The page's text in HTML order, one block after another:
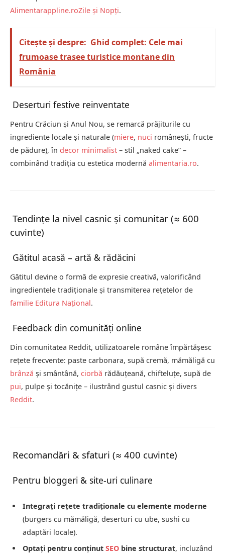
Alimentarappline.roZile și Nopți.
Citește și despre: Ghid complet: Cele mai
frumoase trasee turistice montane din
România
Deserturi festive reinventate
Pentru Crăciun și Anul Nou, se remarcă prăjiturile cu
ingrediente locale și naturale (miere, nuci românești, fructe
de pădure), în decor minimalist – stil „naked cake” –
combinând tradiția cu estetica modernă alimentaria.ro.
Tendințe la nivel casnic și comunitar (≈ 600
cuvinte)
Gătitul acasă – artă & rădăcini
Gătitul devine o formă de expresie creativă, valorificând
ingredientele tradiționale și transmiterea rețetelor de
familie Editura Național.
Feedback din comunități online
Din comunitatea Reddit, utilizatoarele române împărtășesc
rețete frecvente: paste carbonara, supă cremă, mămăligă cu
brânză și smântână, ciorbă rădăuțeană, chifteluțe, supă de
pui, pulpe și tocănițe – ilustrând gustul casnic și divers
Reddit.
Recomandări & sfaturi (≈ 400 cuvinte)
Pentru bloggeri & site-uri culinare
Integrați rețete tradiționale cu elemente moderne
(burgers cu mămăligă, deserturi cu ube, sushi cu
adaptări locale).
Optați pentru conținut SEO bine structurat, incluzând